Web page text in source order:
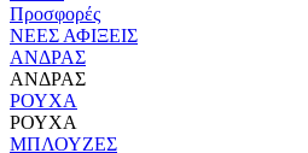
Προσφορές
ΝΕΕΣ ΑΦΙΞΕΙΣ
ΑΝΔΡΑΣ
ΑΝΔΡΑΣ
ΡΟΥΧΑ
ΡΟΥΧΑ
ΜΠΛΟΥΖΕΣ